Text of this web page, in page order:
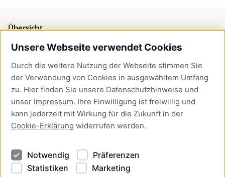
Unsere Webseite verwendet Cookies
Durch die weitere Nutzung der Webseite stimmen Sie
der Verwendung von Cookies in ausgewähltem Umfang
zu. Hier finden Sie unsere Datenschutzhinweise und
unser Impressum. Ihre Einwilligung ist freiwillig und
kann jederzeit mit Wirkung für die Zukunft in der
Cookie-Erklärung widerrufen werden.
Notwendig
Präferenzen
Statistiken
Marketing
Übersicht
Bürgerservice
Presse
Newsletter Lübeck:kompakt
Kontakt
Kontakt
Datenschutzhinweise
Barrierefreiheit